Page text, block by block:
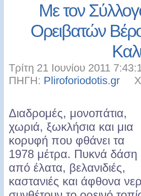
Με τον
Ορειβατών
Τρίτη 21 Ιουνίου 2011
ΠΗΓΗ: Pliroforiodotis.gr
Διαδρομές, μονοπάτια,
χωριά, ξωκλήσια και μια
κορυφή που φθάνει τα
1978 μέτρα. Πυκνά δάση
από έλατα, βελανιδιές,
καστανιές και άφθονα